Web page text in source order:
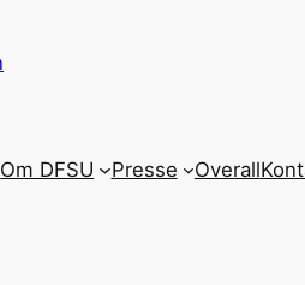
Om DFSU Presse Overall